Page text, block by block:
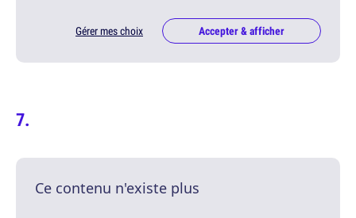
Gérer mes choix Accepter & afficher
Ce contenu n'existe plus